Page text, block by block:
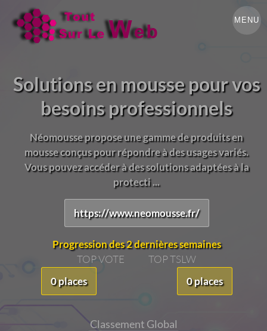
MENU
Solutions en mousse pour vos
besoins professionnels
Néomousse propose une gamme de produits en
mousse conçus pour répondre à des usages variés.
Vous pouvez accéder à des solutions adaptées à la
protecti ...
https://www.neomousse.fr/
Progression des 2 dernières semaines
TOP VOTE
0 places
TOP TSLW
0 places
Classement Global